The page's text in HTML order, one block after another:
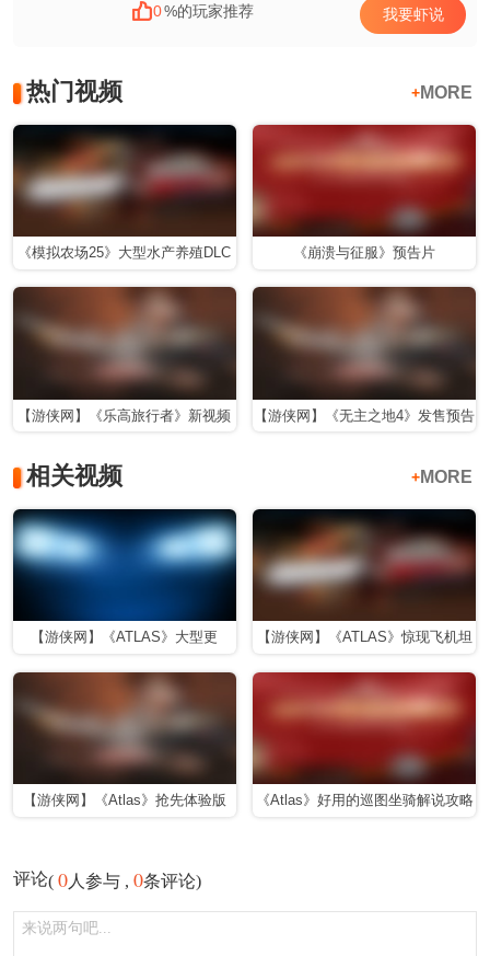
0%的玩家推荐 我要虾说
热门视频 +MORE
《模拟农场25》大型水产养殖DLC
Highlands Fishing预告
《崩溃与征服》预告片
【游侠网】《乐高旅行者》新视频
【游侠网】《无主之地4》发售预告
相关视频 +MORE
【游侠网】《ATLAS》大型更
新“Mega Update 2”预告片
【游侠网】《ATLAS》惊现飞机坦
克
【游侠网】《Atlas》抢先体验版
《Atlas》好用的巡图坐骑解说攻略
评论( 0人参与 , 0条评论)